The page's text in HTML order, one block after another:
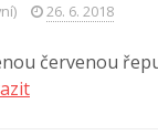
26. 6. 2018
červenou